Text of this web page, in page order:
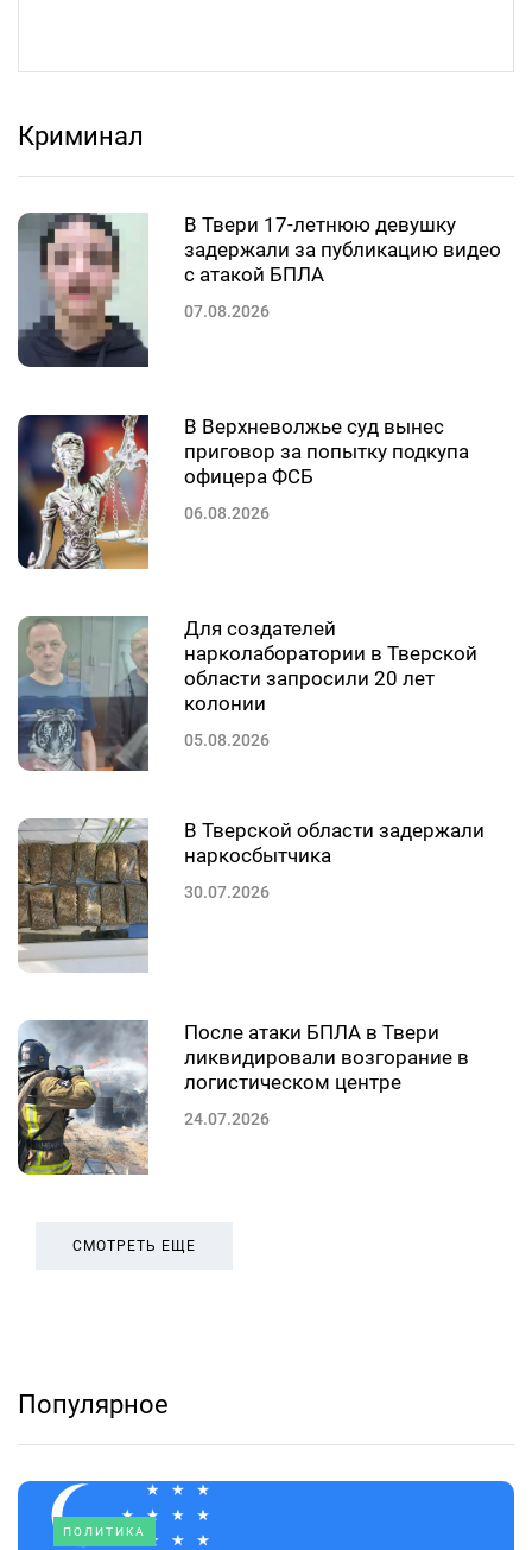
Криминал
В Твери 17-летнюю девушку
задержали за публикацию видео
с атакой БПЛА
07.08.2026
В Верхневолжье суд вынес
приговор за попытку подкупа
офицера ФСБ
06.08.2026
Для создателей
нарколаборатории в Тверской
области запросили 20 лет
колонии
05.08.2026
В Тверской области задержали
наркосбытчика
30.07.2026
После атаки БПЛА в Твери
ликвидировали возгорание в
логистическом центре
24.07.2026
СМОТРЕТЬ ЕЩЕ
Популярное
ПОЛИТИКА